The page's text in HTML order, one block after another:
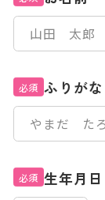
必須 ふりがな
必須 生年月日